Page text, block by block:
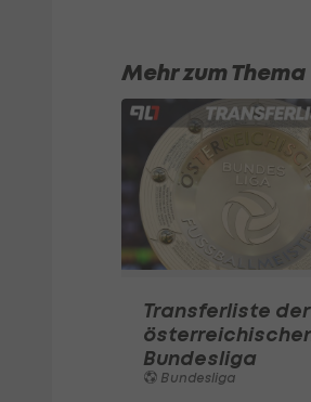
Mehr zum Thema
Transferliste der
Bundesliga
Bundesliga